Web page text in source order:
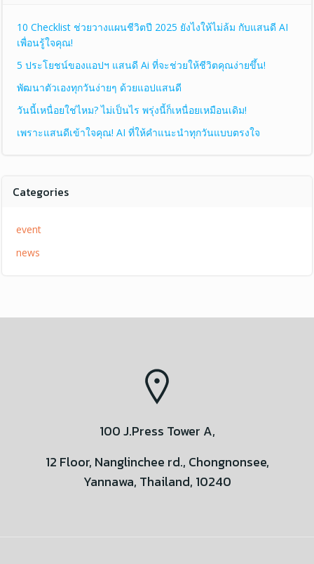
10 Checklist ช่วยวางแผนชีวิตปี 2025 ยังไงให้ไม่ล้ม กับแสนดี AI
เพื่อนรู้ใจคุณ!
5 ประโยชน์ของแอปฯ แสนดี Ai ที่จะช่วยให้ชีวิตคุณง่ายขึ้น!
พัฒนาตัวเองทุกวันง่ายๆ ด้วยแอปแสนดี
วันนี้เหนื่อยใช่ไหม? ไม่เป็นไร พรุ่งนี้ก็เหนื่อยเหมือนเดิม!
เพราะแสนดีเข้าใจคุณ! AI ที่ให้คำแนะนำทุกวันแบบตรงใจ
Categories
event
news
100 J.Press Tower A,
12 Floor, Nanglinchee rd., Chongnonsee,
Yannawa, Thailand, 10240